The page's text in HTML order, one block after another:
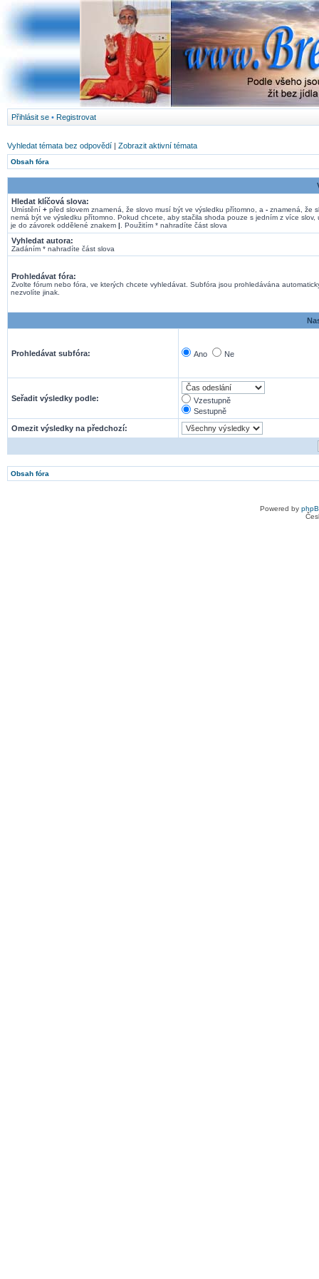
Přihlásit se • Registrovat
Vyhledat témata bez odpovědí | Zobrazit aktivní témata
Obsah fóra
Hledat klíčová slova:
Umístění + před slovem znamená, že slovo musí být ve výsledku přítomno, a - znamená, že
nemá být ve výsledku přítomno. Pokud chcete, aby stačila shoda pouze s jedním z více slov,
je do závorek oddělené znakem | . Použitím * nahradíte část slova
Vyhledat autora:
Zadáním * nahradíte část slova
Prohledávat fóra:
Zvolte fórum nebo fóra, ve kterých chcete vyhledávat. Subfóra jsou prohledávána
nezvolíte jinak.
Prohledávat subfóra: Ano Ne
Seřadit výsledky podle:
Vzestupně
Sestupně
Omezit výsledky na předchozí:
Obsah fóra
Powered by